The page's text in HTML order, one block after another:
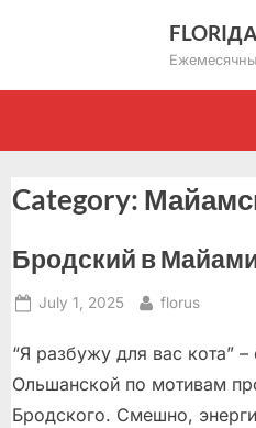
FLORIДА
Category:
Бродский в
Posted
July 1, 2025 By
florus
“Я разбужу для вас кота”
Ольшанской по мотивам
Бродского. Смешно,